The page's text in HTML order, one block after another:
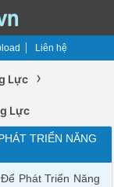
Liên hệ
Lực ›
Lực
TRIỂN NĂNG
Phát Triển Năng